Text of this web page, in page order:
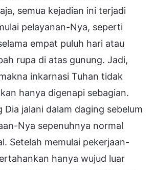
semua kejadian ini terjadi
pelayanan-Nya, seperti
empat puluh hari atau
rupa di atas gunung. Jadi,
inkarnasi Tuhan tidak
hanya digenapi sebagian.
Dia jalani dalam daging sebelum
Nya sepenuhnya normal
Setelah memulai pekerjaan-
hanya wujud luar